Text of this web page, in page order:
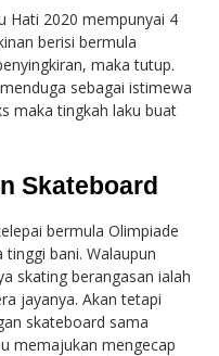
Hati 2020 mempunyai 4
berisi bermula
maka tutup.
sebagai istimewa
maka tingkah laku buat
Skateboard
bermula Olimpiade
bani. Walaupun
skating berangasan ialah
jayanya. Akan tetapi
skateboard sama
memajukan mengecap